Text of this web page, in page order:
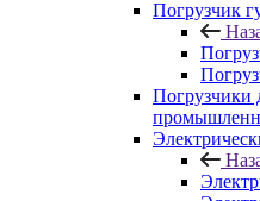
Погрузчик
Погрузчики